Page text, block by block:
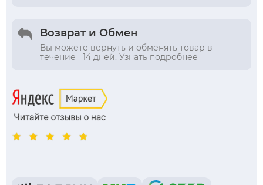
Возврат и Обмен
Вы можете вернуть и обменять товар в
течение 14 дней. Узнать подробнее